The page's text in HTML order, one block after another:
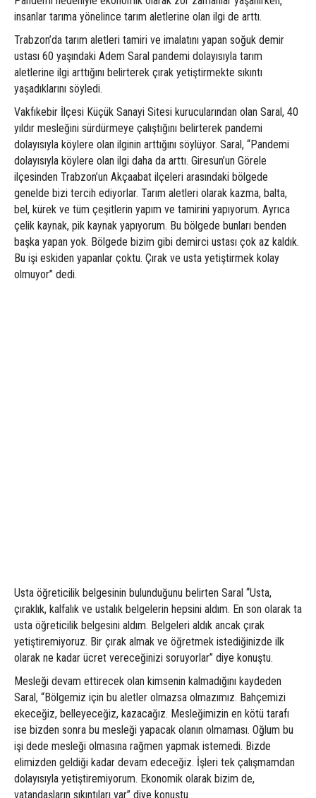
insanlar tarıma yönelince tarım aletlerine olan ilgi de arttı.
Trabzon’da tarım aletleri tamiri ve imalatını yapan soğuk demir
ustası 60 yaşındaki Adem Saral pandemi dolayısıyla tarım
aletlerine ilgi arttığını belirterek çırak yetiştirmekte sıkıntı
yaşadıklarını söyledi.
Vakfıkebir İlçesi Küçük Sanayi Sitesi kurucularından olan Saral, 40
yıldır mesleğini sürdürmeye çalıştığını belirterek pandemi
dolayısıyla köylere olan ilginin arttığını söylüyor. Saral, “Pandemi
dolayısıyla köylere olan ilgi daha da arttı. Giresun’un Görele
ilçesinden Trabzon’un Akçaabat ilçeleri arasındaki bölgede
genelde bizi tercih ediyorlar. Tarım aletleri olarak kazma, balta,
bel, kürek ve tüm çeşitlerin yapım ve tamirini yapıyorum. Ayrıca
çelik kaynak, pik kaynak yapıyorum. Bu bölgede bunları benden
başka yapan yok. Bölgede bizim gibi demirci ustası çok az kaldık.
Bu işi eskiden yapanlar çoktu. Çırak ve usta yetiştirmek kolay
olmuyor” dedi.
Usta öğreticilik belgesinin bulunduğunu belirten Saral “Usta,
çıraklık, kalfalık ve ustalık belgelerin hepsini aldım. En son olarak ta
usta öğreticilik belgesini aldım. Belgeleri aldık ancak çırak
yetiştiremiyoruz. Bir çırak almak ve öğretmek istediğinizde ilk
olarak ne kadar ücret vereceğinizi soruyorlar” diye konuştu.
Mesleği devam ettirecek olan kimsenin kalmadığını kaydeden
Saral, “Bölgemiz için bu aletler olmazsa olmazımız. Bahçemizi
ekeceğiz, belleyeceğiz, kazacağız. Mesleğimizin en kötü tarafı
ise bizden sonra bu mesleği yapacak olanın olmaması. Oğlum bu
işi dede mesleği olmasına rağmen yapmak istemedi. Bizde
elimizden geldiği kadar devam edeceğiz. İşleri tek çalışmamdan
dolayısıyla yetiştiremiyorum. Ekonomik olarak bizim de,
vatandaşların sıkıntıları var” diye konuştu.